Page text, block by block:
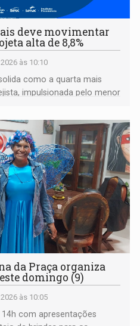
deve movimentar
alta de 8,8%
às 10:10
como a quarta mais
impulsionada pelo menor
da Praça organiza
domingo (9)
às 10:05
com apresentações